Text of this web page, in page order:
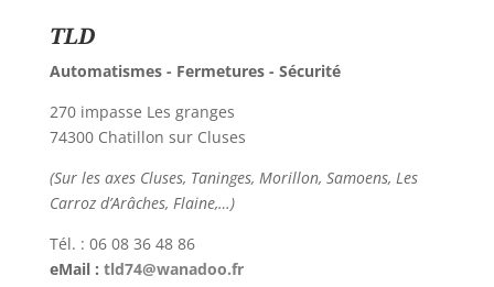
TLD
Automatismes - Fermetures - Sécurité
270 impasse Les granges
74300 Chatillon sur Cluses
(Sur les axes Cluses, Taninges, Morillon, Samoens, Les
Carroz d’Arâches, Flaine,…)
Tél. : 06 08 36 48 86
eMail : tld74@wanadoo.fr